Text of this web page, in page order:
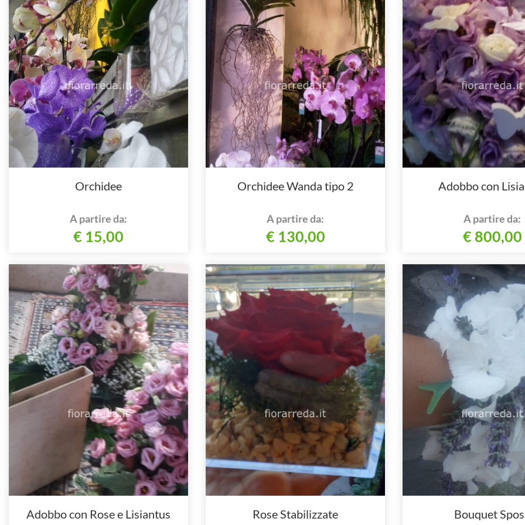
Orchidee
A partire da:
€ 15,00
Orchidee Wanda tipo 2
A partire da:
€ 130,00
Adobbo con
A partire da:
€ 800,00
Adobbo con Rose e Lisiantus Rose Stabilizzate Bouquet